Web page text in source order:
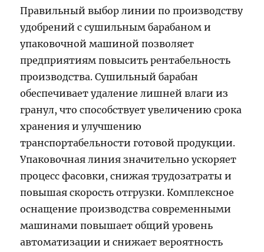
Правильный выбор линии по производству
удобрений с сушильным барабаном и
упаковочной машиной позволяет
предприятиям повысить рентабельность
производства. Сушильный барабан
обеспечивает удаление лишней влаги из
гранул, что способствует увеличению срока
хранения и улучшению
транспортабельности готовой продукции.
Упаковочная линия значительно ускоряет
процесс фасовки, снижая трудозатраты и
повышая скорость отгрузки. Комплексное
оснащение производства современными
машинами повышает общий уровень
автоматизации и снижает вероятность